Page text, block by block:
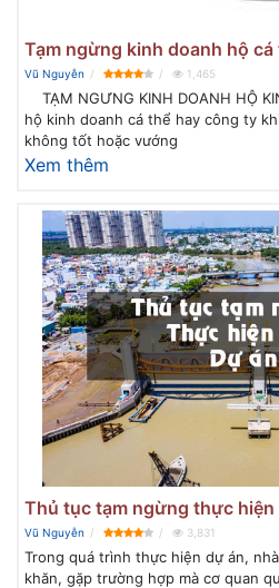
Tạm ngừng kinh doanh hộ cá
Vũ Nguyễn 1,465
TẠM NGƯNG KINH DOANH HỘ
hộ kinh doanh cá thể hay công ty
không tốt hoặc vướng
Xem thêm
Thủ tục tạm ngừng thực
Vũ Nguyễn 3,831
Trong quá trình thực hiện dự án,
khăn, gặp trường hợp mà cơ quan